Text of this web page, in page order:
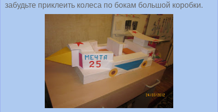
забудьте приклеить колеса по бокам большой коробки.